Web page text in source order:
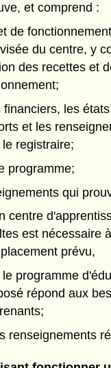
et comprend :
de
du centre, y
des recettes et
financiers, les
et les
registraire;
programme;
qui
centre
est nécessaire à
prévu,
programme
répond aux
renseignements